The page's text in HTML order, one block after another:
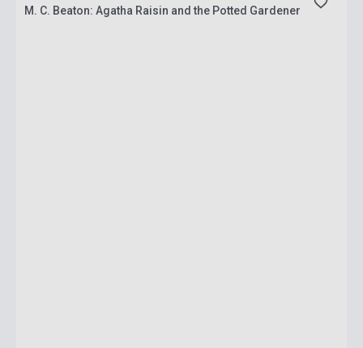
M. C. Beaton: Agatha Raisin and the Potted Gardener